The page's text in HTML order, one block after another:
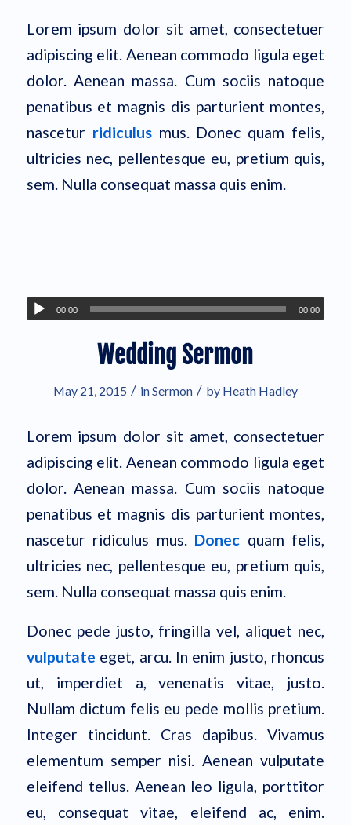
Lorem ipsum dolor sit amet, consectetuer
adipiscing elit. Aenean commodo ligula eget
dolor. Aenean massa. Cum sociis natoque
penatibus et magnis dis parturient montes,
nascetur ridiculusmus. Donec quam felis,
ultricies nec, pellentesque eu, pretium quis,
sem. Nulla consequat massa quis enim.
00:00 00:00
Wedding Sermon
May 21, 2015 / inSermon / by Heath Hadley
Lorem ipsum dolor sit amet, consectetuer
adipiscing elit. Aenean commodo ligula eget
dolor. Aenean massa. Cum sociis natoque
penatibus et magnis dis parturient montes,
nascetur ridiculus mus. Donec quam felis,
ultricies nec, pellentesque eu, pretium quis,
sem. Nulla consequat massa quis enim.
Donec pede justo, fringilla vel, aliquet nec,
vulputate eget, arcu. In enim justo, rhoncus
ut, imperdiet a, venenatis vitae, justo.
Nullam dictum felis eu pede mollis pretium.
Integer tincidunt. Cras dapibus. Vivamus
elementum semper nisi. Aenean vulputate
eleifend tellus. Aenean leo ligula, porttitor
eu, consequat vitae, eleifend ac, enim.